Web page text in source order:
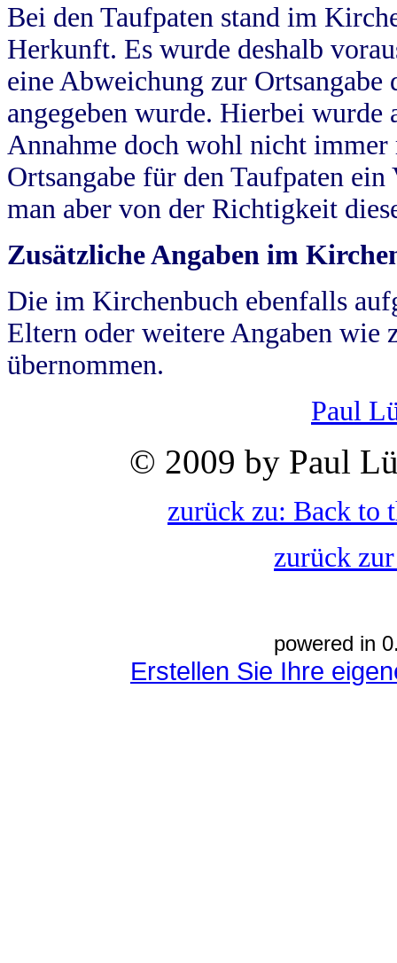
Bei den Taufpaten stand im
Herkunft. Es wurde deshalb
eine Abweichung zur
angegeben wurde. Hierbei wurde
Annahme doch wohl nicht
Ortsangabe für den Taufpaten
man aber von der Richtigkeit
Zusätzliche Angaben im
Die im Kirchenbuch ebenfalls
Eltern oder weitere Angaben wie
übernommen.
Paul
© 2009 by Paul
zurück zu: Back to
zurück
powered in
Erstellen Sie Ihre